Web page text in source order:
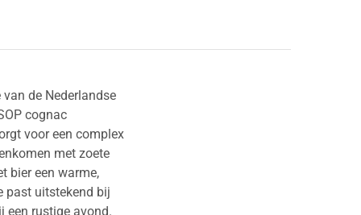
de Nederlandse
cognac
voor een complex
met zoete
bier een warme,
past uitstekend bij
een rustige avond.